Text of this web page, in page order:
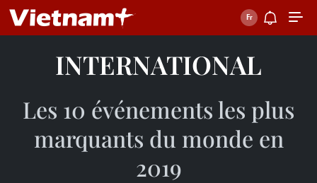
INTERNATIONAL
Les 10 événements les plus
marquants du monde en
2019